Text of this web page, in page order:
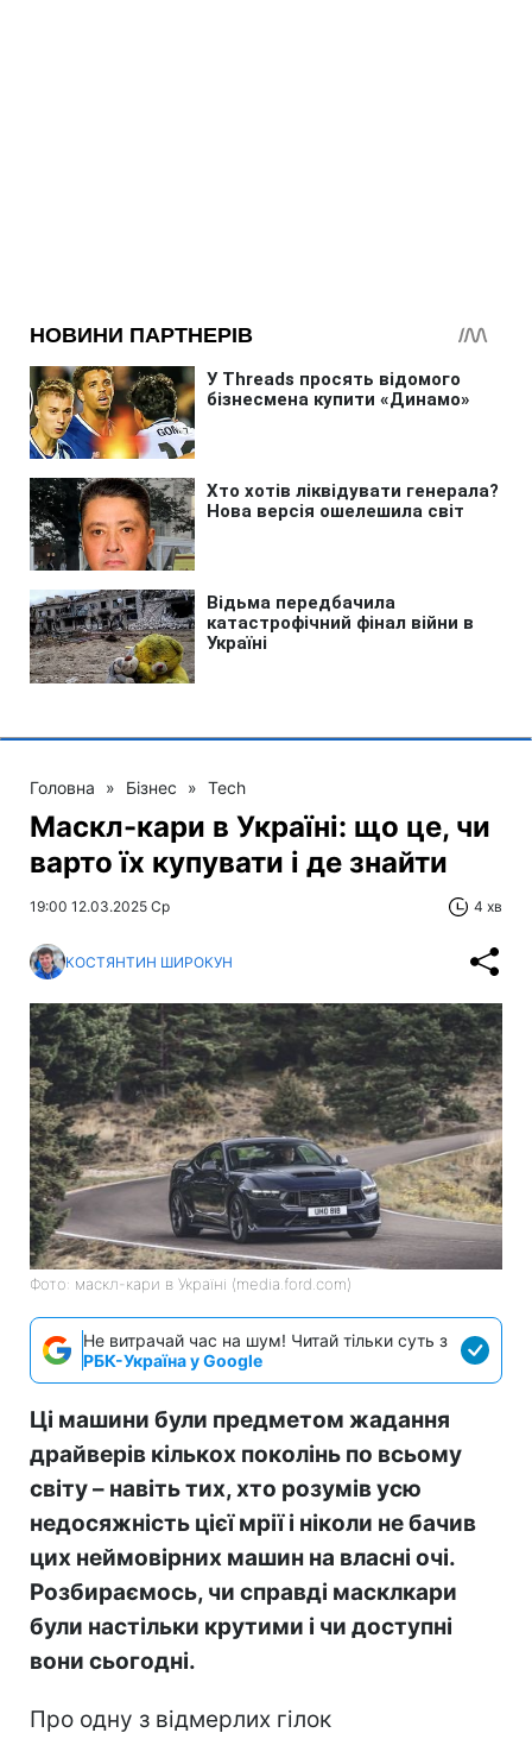
Головна » Бізнес » Tech
Маскл-кари в Україні: що це, чи
варто їх купувати і де знайти
19:00 12.03.2025 Ср 4 хв
КОСТЯНТИН ШИРОКУН
Фото: маскл-кари в Україні (media.ford.com)
Не витрачай час на шум! Читай тільки суть з
РБК-Україна у Google
Ці машини були предметом жадання
драйверів кількох поколінь по всьому
світу – навіть тих, хто розумів усю
недосяжність цієї мрії і ніколи не бачив
цих неймовірних машин на власні очі.
Розбираємось, чи справді масклкари
були настільки крутими і чи доступні
вони сьогодні.
Про одну з відмерлих гілок